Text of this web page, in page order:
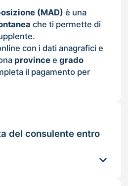
(MAD) è una
che ti permette di
con i dati anagrafici e
provincee grado
il pagamento per
del consulente entro